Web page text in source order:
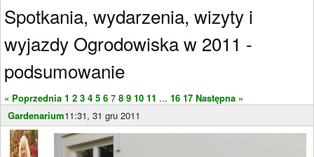
Spotkania, wydarzenia, wizyty i
wyjazdy Ogrodowiska w 2011 -
podsumowanie
« Poprzednia 1 2 3 4 5 6 7 8 9 10 11 ... 16 17 Następna »
Gardenarium11:31, 31 gru 2011